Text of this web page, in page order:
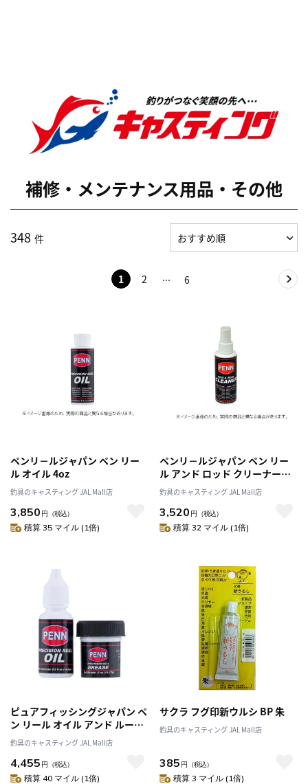
補修・メンテナンス用品・その他
348 件
1 2 6
ペンリ－ルジャパン ペン リー
ル オイル 4oz
釣具のキャスティング JAL Mall店
3,850 円 （税込）
積算 35 マイル (1倍)
ペンリ－ルジャパン ペン リー
ル アンド ロッド クリーナー
4oz
釣具のキャスティング JAL Mall店
3,520 円 （税込）
積算 32 マイル (1倍)
ピュアフィッシングジャパン ペ
ン リール オイル アンド ルーブ
アングラーズ パック
釣具のキャスティング JAL Mall店
4,455 円 （税込）
積算 40 マイル (1倍)
サクラ フグ印新ウルシ BP 朱
釣具のキャスティング JAL Mall店
385 円 （税込）
積算 3 マイル (1倍)